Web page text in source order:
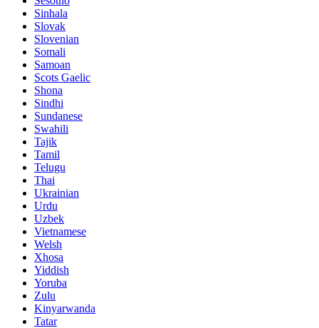
Sinhala
Slovak
Slovenian
Somali
Samoan
Scots Gaelic
Shona
Sindhi
Sundanese
Swahili
Tajik
Tamil
Telugu
Thai
Ukrainian
Urdu
Uzbek
Vietnamese
Welsh
Xhosa
Yiddish
Yoruba
Zulu
Kinyarwanda
Tatar